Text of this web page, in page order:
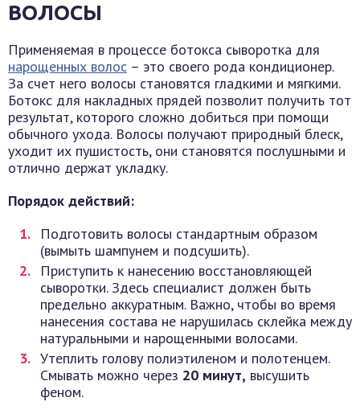
ВОЛОСЫ
Применяемая в процессе ботокса сыворотка для
нарощенных волос – это своего рода кондиционер.
За счет него волосы становятся гладкими и мягкими.
Ботокс для накладных прядей позволит получить тот
результат, которого сложно добиться при помощи
обычного ухода. Волосы получают природный блеск,
уходит их пушистость, они становятся послушными и
отлично держат укладку.
Порядок действий:
Подготовить волосы стандартным образом
(вымыть шампунем и подсушить).
Приступить к нанесению восстановляющей
сыворотки. Здесь специалист должен быть
предельно аккуратным. Важно, чтобы во время
нанесения состава не нарушилась склейка между
натуральными и нарощенными волосами.
Утеплить голову полиэтиленом и полотенцем.
Смывать можно через 20 минут, высушить
феном.